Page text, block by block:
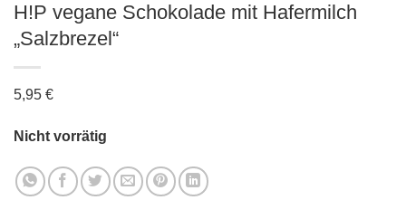
H!P vegane Schokolade mit Hafermilch
„Salzbrezel“
5,95 €
Nicht vorrätig